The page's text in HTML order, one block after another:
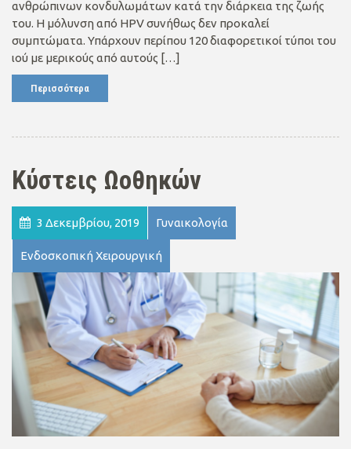
ανθρώπινων κονδυλωμάτων κατά την διάρκεια της ζωής
του. Η μόλυνση από HPV συνήθως δεν προκαλεί
συμπτώματα. Υπάρχουν περίπου 120 διαφορετικοί τύποι του
ιού με μερικούς από αυτούς […]
Περισσότερα
Κύστεις Ωοθηκών
3 Δεκεμβρίου, 2019 Γυναικολογία
Ενδοσκοπική Χειρουργική